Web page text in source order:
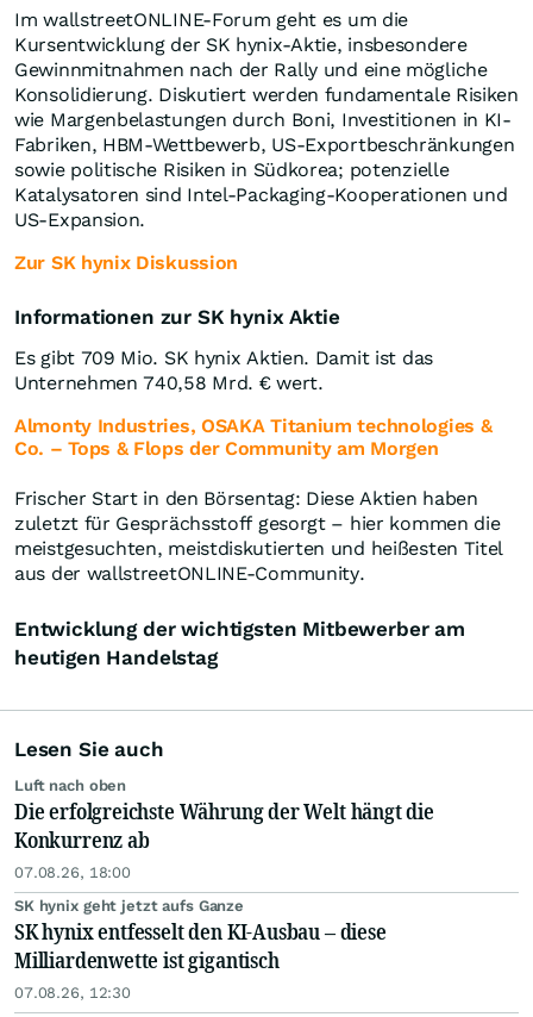
Im wallstreetONLINE-Forum geht es um die
Kursentwicklung der SK hynix-Aktie, insbesondere
Gewinnmitnahmen nach der Rally und eine mögliche
Konsolidierung. Diskutiert werden fundamentale Risiken
wie Margenbelastungen durch Boni, Investitionen in KI-
Fabriken, HBM-Wettbewerb, US-Exportbeschränkungen
sowie politische Risiken in Südkorea; potenzielle
Katalysatoren sind Intel-Packaging-Kooperationen und
US-Expansion.
Zur SK hynix Diskussion
Informationen zur SK hynix Aktie
Es gibt 709 Mio. SK hynix Aktien. Damit ist das
Unternehmen 740,58 Mrd. € wert.
Almonty Industries, OSAKA Titanium technologies &
Co. – Tops & Flops der Community am Morgen
Frischer Start in den Börsentag: Diese Aktien haben
zuletzt für Gesprächsstoff gesorgt – hier kommen die
meistgesuchten, meistdiskutierten und heißesten Titel
aus der wallstreetONLINE-Community.
Entwicklung der wichtigsten Mitbewerber am
heutigen Handelstag
Lesen Sie auch
Luft nach oben
Die erfolgreichste Währung der Welt hängt die
Konkurrenz ab
07.08.26, 18:00
SK hynix geht jetzt aufs Ganze
SK hynix entfesselt den KI-Ausbau – diese
Milliardenwette ist gigantisch
07.08.26, 12:30